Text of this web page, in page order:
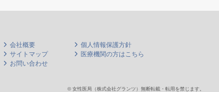
会社概要
個人情報保護方針
サイトマップ
医療機関の方はこちら
お問い合わせ
© 女性医局（株式会社グランツ）無断転載・転用を禁じます。